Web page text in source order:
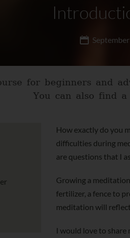
for beginners and
You can also find
How exactly do you
difficulties during
are questions that I
Growing a
fertilizer, a fence to
meditation will
I would love to share